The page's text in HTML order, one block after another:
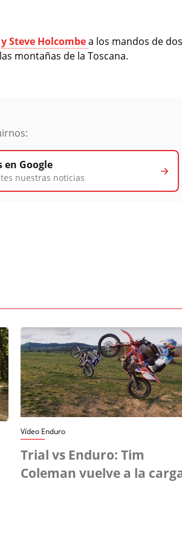
y Steve Holcombea los mandos de dos
montañas de la Toscana.
en Google
nuestras noticias
Vídeo Enduro
Trial vs Enduro: Tim
Coleman vuelve a la